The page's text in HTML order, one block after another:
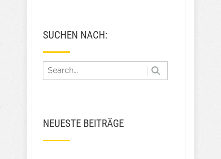
SUCHEN NACH:
NEUESTE BEITRÄGE